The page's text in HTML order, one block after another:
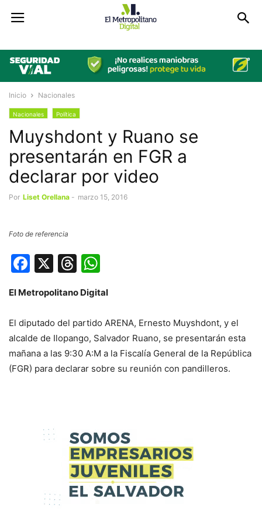
Inicio Nacionales
Nacionales Política
Muyshdont y Ruano se
presentarán en FGR a
declarar por video
Por Liset Orellana - marzo 15, 2016
Foto de referencia
Facebook
X Threads
El Metropolitano Digital
El diputado del partido ARENA, Ernesto Muyshdont, y el
alcalde de Ilopango, Salvador Ruano, se presentarán esta
mañana a las 9:30 A:M a la Fiscalía General de la República
(FGR) para declarar sobre su reunión con pandilleros.